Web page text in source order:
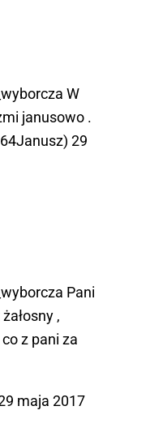
W
janusowo .
29
Pani
,
z pani za
maja 2017